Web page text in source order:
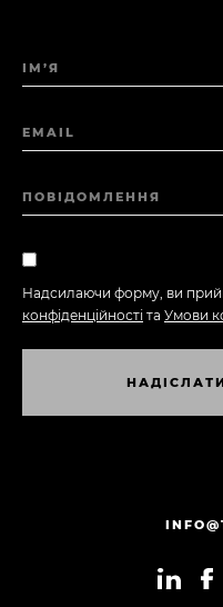
ІМ’Я
EMAIL
ПОВІДОМЛЕННЯ
Надсилаючи форму, ви
конфіденційності та Умови
НАДІ СЛ АТ